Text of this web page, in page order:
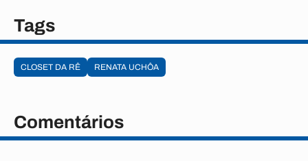
Tags
CLOSET DA RÊ RENATA UCHÔA
Comentários